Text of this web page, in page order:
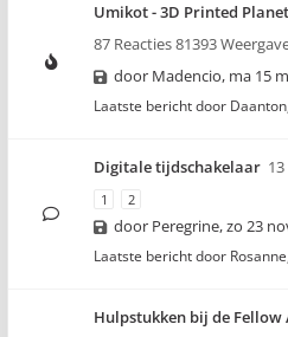
Umikot - 3D Printed
87 Reacties 81393
door Madencio, ma 15
Laatste bericht door Daanton
Digitale tijdschakelaar
1 2
door Peregrine,zo 23
Laatste bericht door Rosanne
Hulpstukken bij de Fellow